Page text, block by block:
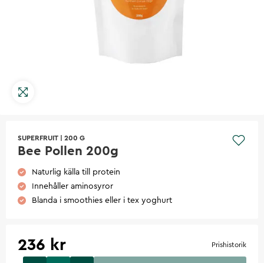
SUPERFRUIT 200 G
Bee Pollen 200g
Naturlig källa till protein
Innehåller aminosyror
Blanda i smoothies eller i tex yoghurt
236 kr Prishistorik